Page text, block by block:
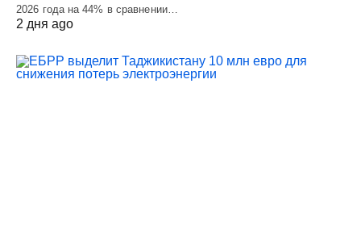
2026 года на 44% в сравнении…
2 дня ago